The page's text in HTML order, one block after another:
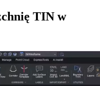
TIN w